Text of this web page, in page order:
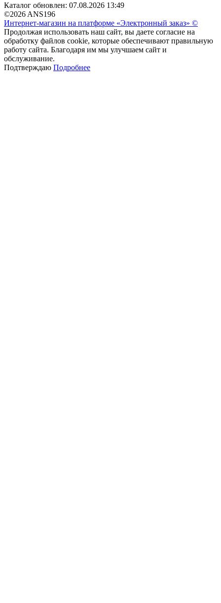
Каталог обновлен: 07.08.2026 13:49
©2026 ANS196
Интернет-магазин на платформе «Электронный заказ» ©
Продолжая использовать наш сайт, вы даете согласие на
обработку файлов cookie, которые обеспечивают правильную
работу сайта. Благодаря им мы улучшаем сайт и
обслуживание.
Подтверждаю Подробнее